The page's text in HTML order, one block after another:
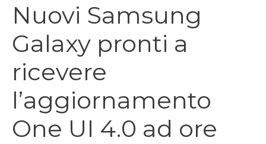
Nuovi Samsung
Galaxy pronti a
ricevere
l’aggiornamento
One UI 4.0 ad ore